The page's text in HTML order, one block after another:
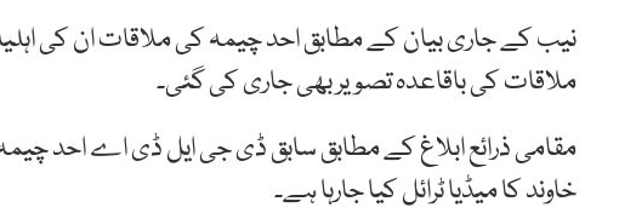
نیب کے جاری بیان کے مطابق احد چیمہ کی ملاقات ان کی
ملاقات کی باقاعدہ تصویر بھی جاری کی گئی۔
مقامی ذرائع ابلاغ کے مطابق سابق ڈی جی ایل ڈی اے احد
خاوند کا میڈیا ٹرائل کیا جارہا ہے۔